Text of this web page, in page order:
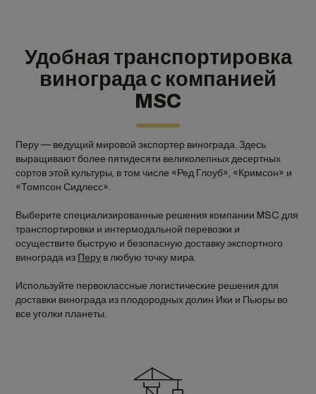
Удобная транспортировка
винограда с компанией
MSC
Перу — ведущий мировой экспортер винограда. Здесь
выращивают более пятидесяти великолепных десертных
сортов этой культуры, в том числе «Ред Глоуб», «Кримсон» и
«Томпсон Сидлесс».
Выберите специализированные решения компании MSC для
транспортировки и интермодальной перевозки и
осуществите быструю и безопасную доставку экспортного
винограда из Перу в любую точку мира.
Используйте первоклассные логистические решения для
доставки винограда из плодородных долин Ики и Пьюры во
все уголки планеты.